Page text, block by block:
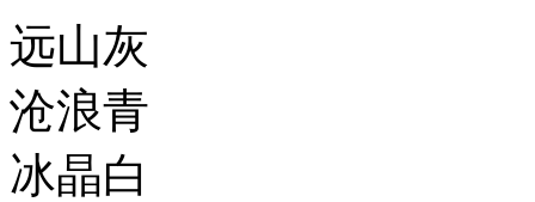
远山灰
沧浪青
冰晶白